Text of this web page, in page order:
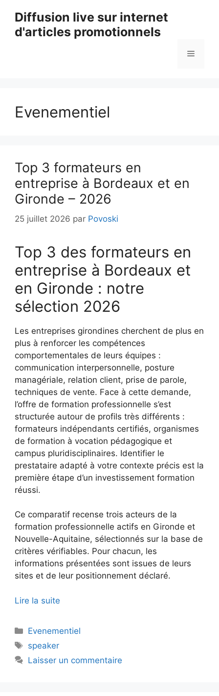
contenu
Diffusion live sur internet
d'articles promotionnels
Menu
Evenementiel
Top 3 formateurs en
entreprise à Bordeaux et en
Gironde – 2026
25 juillet 2026 par Povoski
Top 3 des formateurs en
entreprise à Bordeaux et
en Gironde : notre
sélection 2026
Les entreprises girondines cherchent de plus en
plus à renforcer les compétences
comportementales de leurs équipes :
communication interpersonnelle, posture
managériale, relation client, prise de parole,
techniques de vente. Face à cette demande,
l’offre de formation professionnelle s’est
structurée autour de profils très différents :
formateurs indépendants certifiés, organismes
de formation à vocation pédagogique et
campus pluridisciplinaires. Identifier le
prestataire adapté à votre contexte précis est la
première étape d’un investissement formation
réussi.
Ce comparatif recense trois acteurs de la
formation professionnelle actifs en Gironde et
Nouvelle-Aquitaine, sélectionnés sur la base de
critères vérifiables. Pour chacun, les
informations présentées sont issues de leurs
sites et de leur positionnement déclaré.
Lire la suite
Catégories
Evenementiel
Étiquettes
speaker
Laisser un commentaire